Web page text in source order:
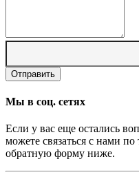
Мы в соц. сетях
Если у вас еще остались
можете связаться с нами
обратную форму ниже.